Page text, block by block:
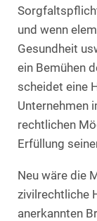
und wenn
Gesundheit
ein Bemühen
scheidet eine
Unternehmen
rechtlichen
Erfüllung
Neu wäre die
zivilrechtliche
anerkannten